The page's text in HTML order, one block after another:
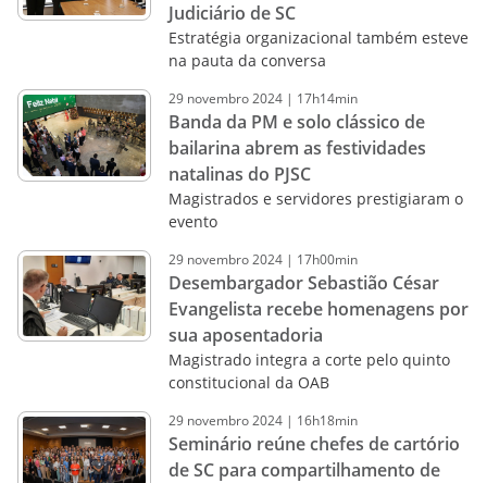
Judiciário de SC
Estratégia organizacional também esteve
na pauta da conversa
29 novembro2024 | 17h14min
Banda da PM e solo clássico de
bailarina abrem as festividades
natalinas do PJSC
Magistrados e servidores prestigiaram o
evento
29 novembro2024 | 17h00min
Desembargador Sebastião César
Evangelista recebe homenagens por
sua aposentadoria
Magistrado integra a corte pelo quinto
constitucional da OAB
29 novembro2024 | 16h18min
Seminário reúne chefes de cartório
de SC para compartilhamento de